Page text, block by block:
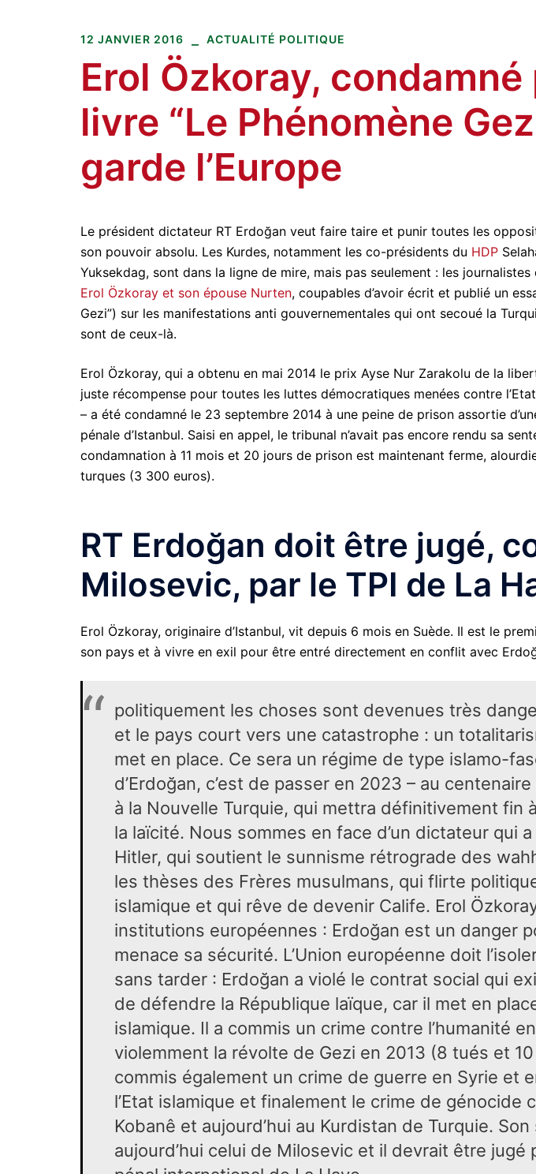
12 JANVIER 2016 ACTUALITÉ POLITIQUE
Erol Özkoray,
livre “Le Phénomène
garde l’Europe
Le président dictateur RT Erdoğan veut faire taire et punir toutes les
son pouvoir absolu. Les Kurdes, notamment les co-présidents du HDP
Yuksekdag, sont dans la ligne de mire, mais pas seulement : les
Erol Özkoray et son épouse Nurten, coupables d’avoir écrit et publié un
Gezi”) sur les manifestations anti gouvernementales qui ont secoué la
sont de ceux-là.
Erol Özkoray, qui a obtenu en mai 2014 le prix Ayse Nur Zarakolu de la
juste récompense pour toutes les luttes démocratiques menées contre
– a été condamné le 23 septembre 2014 à une peine de prison assortie
pénale d’Istanbul. Saisi en appel, le tribunal n’avait pas encore rendu sa
condamnation à 11 mois et 20 jours de prison est maintenant ferme,
turques (3 300 euros).
RT Erdoğan doit être jugé,
Milosevic, par le TPI de La
Erol Özkoray, originaire d’Istanbul, vit depuis 6 mois en Suède. Il est le
son pays et à vivre en exil pour être entré directement en conflit avec
politiquement les choses sont devenues très
et le pays court vers une catastrophe : un
met en place. Ce sera un régime de type islamo-
d’Erdoğan, c’est de passer en 2023 – au
à la Nouvelle Turquie, qui mettra définitivement fin
la laïcité. Nous sommes en face d’un dictateur qui
Hitler, qui soutient le sunnisme rétrograde des
les thèses des Frères musulmans, qui flirte
islamique et qui rêve de devenir Calife. Erol
institutions européennes : Erdoğan est un danger
menace sa sécurité. L’Union européenne doit
sans tarder : Erdoğan a violé le contrat social qui
de défendre la République laïque, car il met en
islamique. Il a commis un crime contre l’humanité
violemment la révolte de Gezi en 2013 (8 tués et
commis également un crime de guerre en Syrie et
l’Etat islamique et finalement le crime de génocide
Kobanê et aujourd’hui au Kurdistan de Turquie.
aujourd’hui celui de Milosevic et il devrait être jugé